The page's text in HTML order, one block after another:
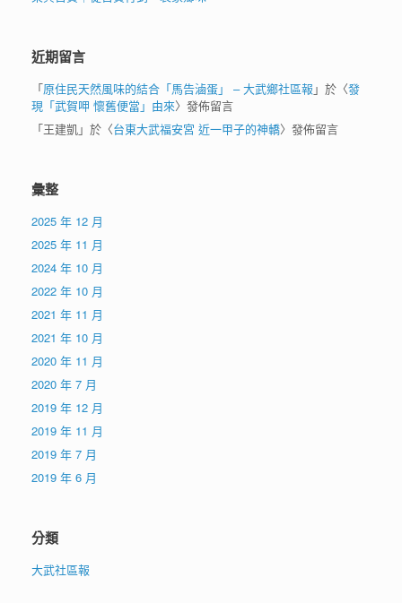
近期留言
「原住民天然風味的結合「馬告滷蛋」 – 大武鄉社區報 」於〈發
現「武賀呷 懷舊便當」由來〉發佈留言
「王建凱」於〈台東大武福安宮 近一甲子的神轎〉發佈留言
彙整
2025 年 12 月
2025 年 11 月
2024 年 10 月
2022 年 10 月
2021 年 11 月
2021 年 10 月
2020 年 11 月
2020 年 7 月
2019 年 12 月
2019 年 11 月
2019 年 7 月
2019 年 6 月
分類
大武社區報